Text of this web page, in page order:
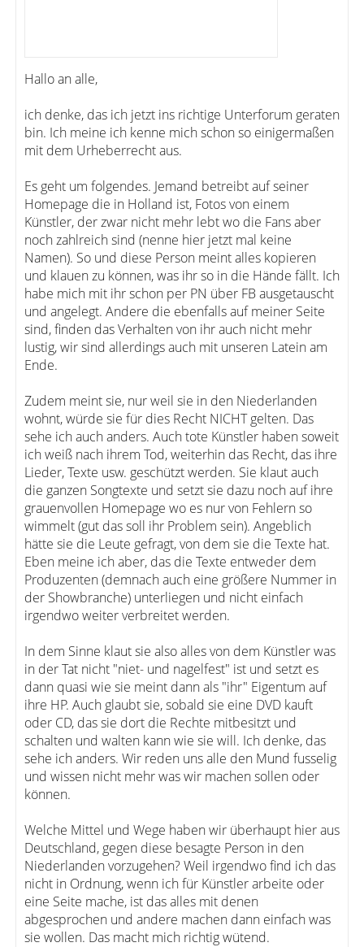
Hallo an alle,
ich denke, das ich jetzt ins richtige Unterforum geraten
bin. Ich meine ich kenne mich schon so einigermaßen
mit dem Urheberrecht aus.
Es geht um folgendes. Jemand betreibt auf seiner
Homepage die in Holland ist, Fotos von einem
Künstler, der zwar nicht mehr lebt wo die Fans aber
noch zahlreich sind (nenne hier jetzt mal keine
Namen). So und diese Person meint alles kopieren
und klauen zu können, was ihr so in die Hände fällt. Ich
habe mich mit ihr schon per PN über FB ausgetauscht
und angelegt. Andere die ebenfalls auf meiner Seite
sind, finden das Verhalten von ihr auch nicht mehr
lustig, wir sind allerdings auch mit unseren Latein am
Ende.
Zudem meint sie, nur weil sie in den Niederlanden
wohnt, würde sie für dies Recht NICHT gelten. Das
sehe ich auch anders. Auch tote Künstler haben soweit
ich weiß nach ihrem Tod, weiterhin das Recht, das ihre
Lieder, Texte usw. geschützt werden. Sie klaut auch
die ganzen Songtexte und setzt sie dazu noch auf ihre
grauenvollen Homepage wo es nur von Fehlern so
wimmelt (gut das soll ihr Problem sein). Angeblich
hätte sie die Leute gefragt, von dem sie die Texte hat.
Eben meine ich aber, das die Texte entweder dem
Produzenten (demnach auch eine größere Nummer in
der Showbranche) unterliegen und nicht einfach
irgendwo weiter verbreitet werden.
In dem Sinne klaut sie also alles von dem Künstler was
in der Tat nicht "niet- und nagelfest" ist und setzt es
dann quasi wie sie meint dann als "ihr" Eigentum auf
ihre HP. Auch glaubt sie, sobald sie eine DVD kauft
oder CD, das sie dort die Rechte mitbesitzt und
schalten und walten kann wie sie will. Ich denke, das
sehe ich anders. Wir reden uns alle den Mund fusselig
und wissen nicht mehr was wir machen sollen oder
können.
Welche Mittel und Wege haben wir überhaupt hier aus
Deutschland, gegen diese besagte Person in den
Niederlanden vorzugehen? Weil irgendwo find ich das
nicht in Ordnung, wenn ich für Künstler arbeite oder
eine Seite mache, ist das alles mit denen
abgesprochen und andere machen dann einfach was
sie wollen. Das macht mich richtig wütend.